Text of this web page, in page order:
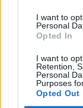
I want to
Personal
Opted In
I want to
Retention,
Personal
Purposes
Opted Out
αφυδατώνει την
συσκευών.